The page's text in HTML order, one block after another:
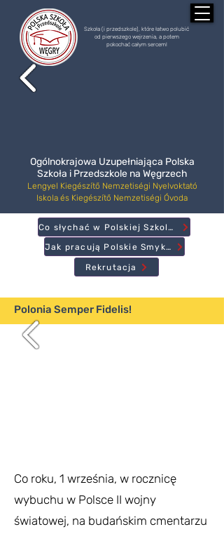
Szkoła (i przedszkole), które łatwo polubić
od pierwszego wejrzenia, a potem
pokochać całym sercem!
Ogólnokrajowa Uzupełniająca Polska
Szkoła i Przedszkole na Węgrzech
Lengyel Kiegészítő Nemzetiségi Nyelvoktató
Iskola és Kiegészítő Nemzetiségi Óvoda
Rekrutacja
Jak pracują Polskie Smyki?
Co słychać w Polskiej Szkole?
Polonia Semper Fidelis!
Co roku, 1 września, w rocznicę
wybuchu w Polsce II wojny
światowej, na budańskim cmentarzu